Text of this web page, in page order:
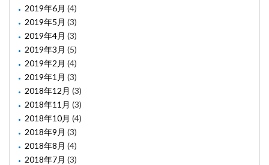
2019年6月 (4)
2019年5月 (3)
2019年4月 (3)
2019年3月 (5)
2019年2月 (4)
2019年1月 (3)
2018年12月 (3)
2018年11月 (3)
2018年10月 (4)
2018年9月 (3)
2018年8月 (4)
2018年7月 (3)